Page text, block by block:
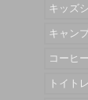
キッズ
キャン
コーヒー
トイトレ